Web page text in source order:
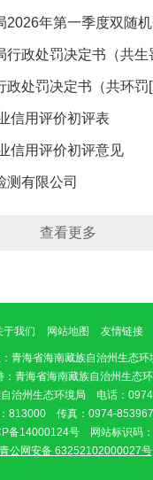
2026年第一季度双随
行政处罚决定书（共生
政处罚决定书（共环罚
信用评价初评表
信用评价初评意见
测有限公司
查看更多
于我们 网站地图 友情链接
：青海省海南藏族自治州生态
：青海省海南藏族自治州生态
自治州生态环境局 电话：
813000 传真：0974-
备14000124号 网站标识码
公网安备 63252102000027号